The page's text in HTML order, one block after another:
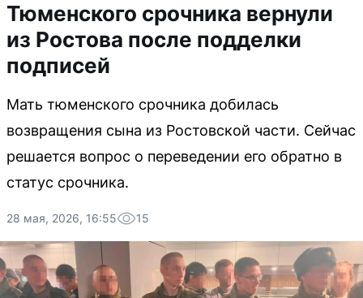
Тюменского срочника вернули
из Ростова после подделки
подписей
Мать тюменского срочника добилась
возвращения сына из Ростовской части. Сейчас
решается вопрос о переведении его обратно в
статус срочника.
28 мая, 2026, 16:55 15